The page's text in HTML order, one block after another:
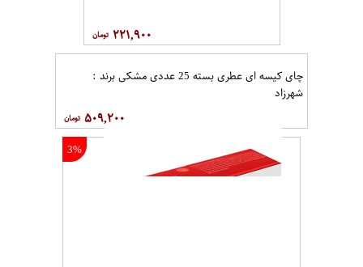
۲۲۱,۹۰۰
چای کیسه ای عطری بسته 25 عددی مشکی برند :
شهرزاد
۵۰۹,۲۰۰
3%